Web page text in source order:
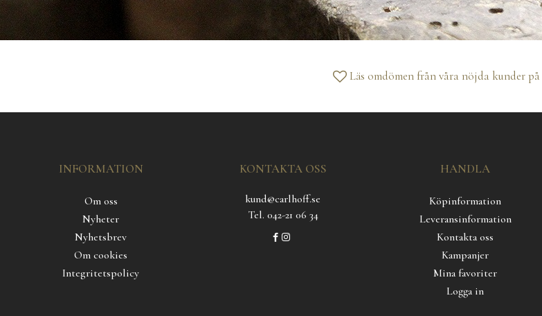
Läs omdömen från våra nöjda kunder på
INFORMATION
Om oss
Nyheter
Nyhetsbrev
Om cookies
Integritetspolicy
KONTAKTA OSS
kund@carlhoff.se
Tel. 042-21 06 34
HANDLA
Köpinformation
Leveransinformation
Kontakta oss
Kampanjer
Mina favoriter
Logga in